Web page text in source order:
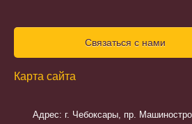
Связаться с нами
Карта сайта
Адрес: г. Чебоксары, пр.